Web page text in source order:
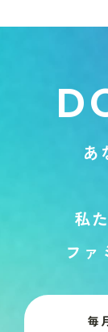
D
あ
私た
フ ァ
毎